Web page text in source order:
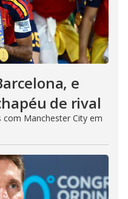
e
de rival
com Manchester City em